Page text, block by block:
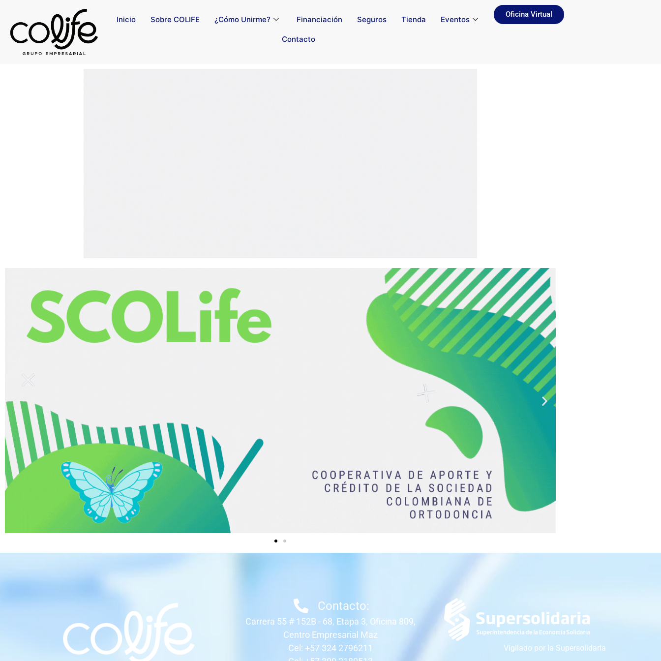
Inicio Sobre COLIFE ¿Cómo Unirme? Financiación Seguros Tienda Eventos
Contacto
Oficina Virtual
Contacto:
Carrera 55 # 152B - 68, Etapa 3, Oficina 809,
Centro Empresarial Maz
Cel: +57 324 2796211
Vigilado por la Supersolidaria